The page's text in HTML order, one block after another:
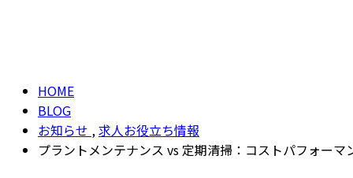
HOME
BLOG
お知らせ ,求人お役立ち情報
プラントメンテナンス vs 定期清掃：コストパフォーマ